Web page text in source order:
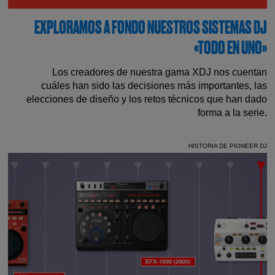
EXPLORAMOS A FONDO NUESTROS SISTEMAS DJ
«TODO EN UNO»
Los creadores de nuestra gama XDJ nos cuentan
cuáles han sido las decisiones más importantes, las
elecciones de diseño y los retos técnicos que han dado
forma a la serie.
HISTORIA DE PIONEER DJ